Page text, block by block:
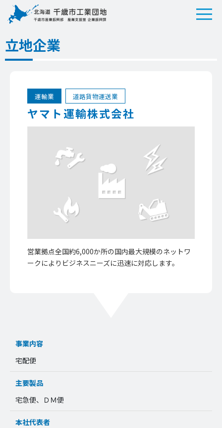
立地企業
運輸業 道路貨物運送業
ヤマト運輸株式会社
営業拠点全国約6,000か所の国内最大規模のネットワ
ークによりビジネスニーズに迅速に対応します。
事業内容
宅配便
主要製品
宅急便、ＤＭ便
本社代表者